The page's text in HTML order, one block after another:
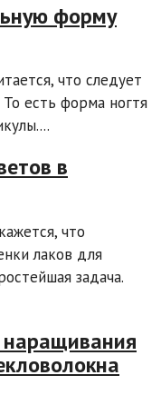
форму
что следует
То есть форма ногтя
в
что
лаков для
задача.
наращивания